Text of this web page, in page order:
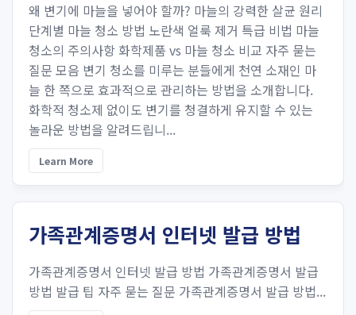
왜 변기에 마늘을 넣어야 할까? 마늘의 강력한 살균 원리
단계별 마늘 청소 방법 노란색 얼룩 제거 특급 비법 마늘
청소의 주의사항 화학제품 vs 마늘 청소 비교 자주 묻는
질문 모음 변기 청소를 미루는 분들에게 천연 소재인 마
늘 한 쪽으로 효과적으로 관리하는 방법을 소개합니다.
화학적 청소제 없이도 변기를 청결하게 유지할 수 있는
놀라운 방법을 알려드립니...
Learn More
가족관계증명서 인터넷 발급 방법
가족관계증명서 인터넷 발급 방법 가족관계증명서 발급
방법 발급 팁 자주 묻는 질문 가족관계증명서 발급 방법...